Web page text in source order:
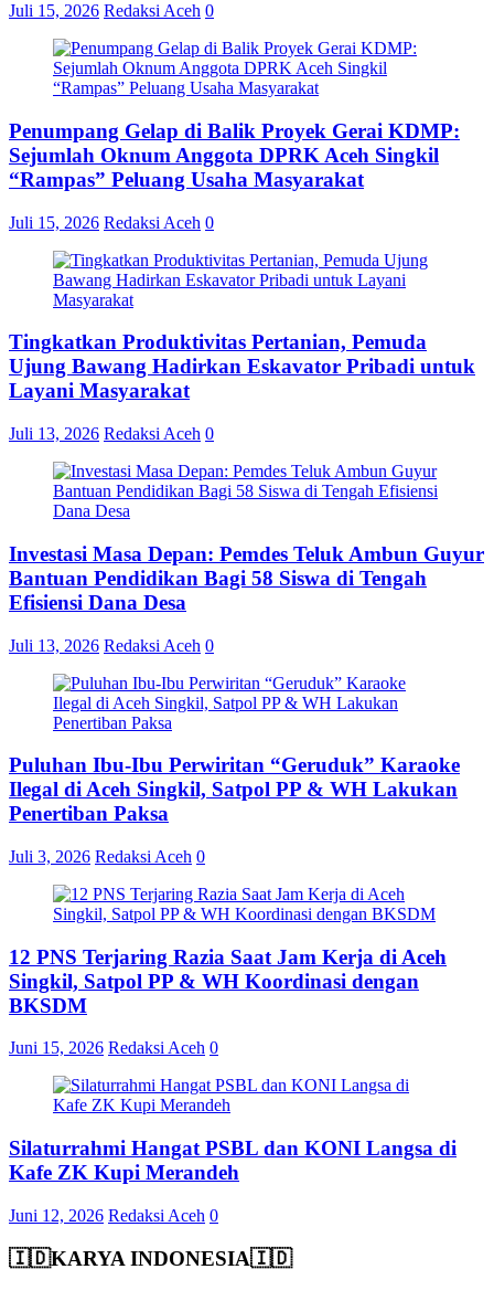
Juli 15, 2026 Redaksi Aceh 0
Penumpang Gelap di Balik Proyek Gerai KDMP:
Sejumlah Oknum Anggota DPRK Aceh Singkil
“Rampas” Peluang Usaha Masyarakat
Juli 15, 2026 Redaksi Aceh 0
Tingkatkan Produktivitas Pertanian, Pemuda
Ujung Bawang Hadirkan Eskavator Pribadi untuk
Layani Masyarakat
Juli 13, 2026 Redaksi Aceh 0
Investasi Masa Depan: Pemdes Teluk Ambun Guyur
Bantuan Pendidikan Bagi 58 Siswa di Tengah
Efisiensi Dana Desa
Juli 13, 2026 Redaksi Aceh 0
Puluhan Ibu-Ibu Perwiritan “Geruduk” Karaoke
Ilegal di Aceh Singkil, Satpol PP & WH Lakukan
Penertiban Paksa
Juli 3, 2026 Redaksi Aceh 0
12 PNS Terjaring Razia Saat Jam Kerja di Aceh
Singkil, Satpol PP & WH Koordinasi dengan
BKSDM
Juni 15, 2026 Redaksi Aceh 0
Silaturrahmi Hangat PSBL dan KONI Langsa di
Kafe ZK Kupi Merandeh
Juni 12, 2026 Redaksi Aceh 0
🇮🇩KARYA INDONESIA🇮🇩